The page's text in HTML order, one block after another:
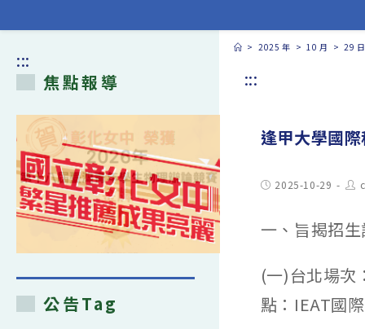
> 2025 年 > 10 月 > 29 日
:::
逢甲大學國
Post2025-10-29
一、旨揭招
(一)台北場次
點：IEAT國
:::
焦點報導
公告Tag